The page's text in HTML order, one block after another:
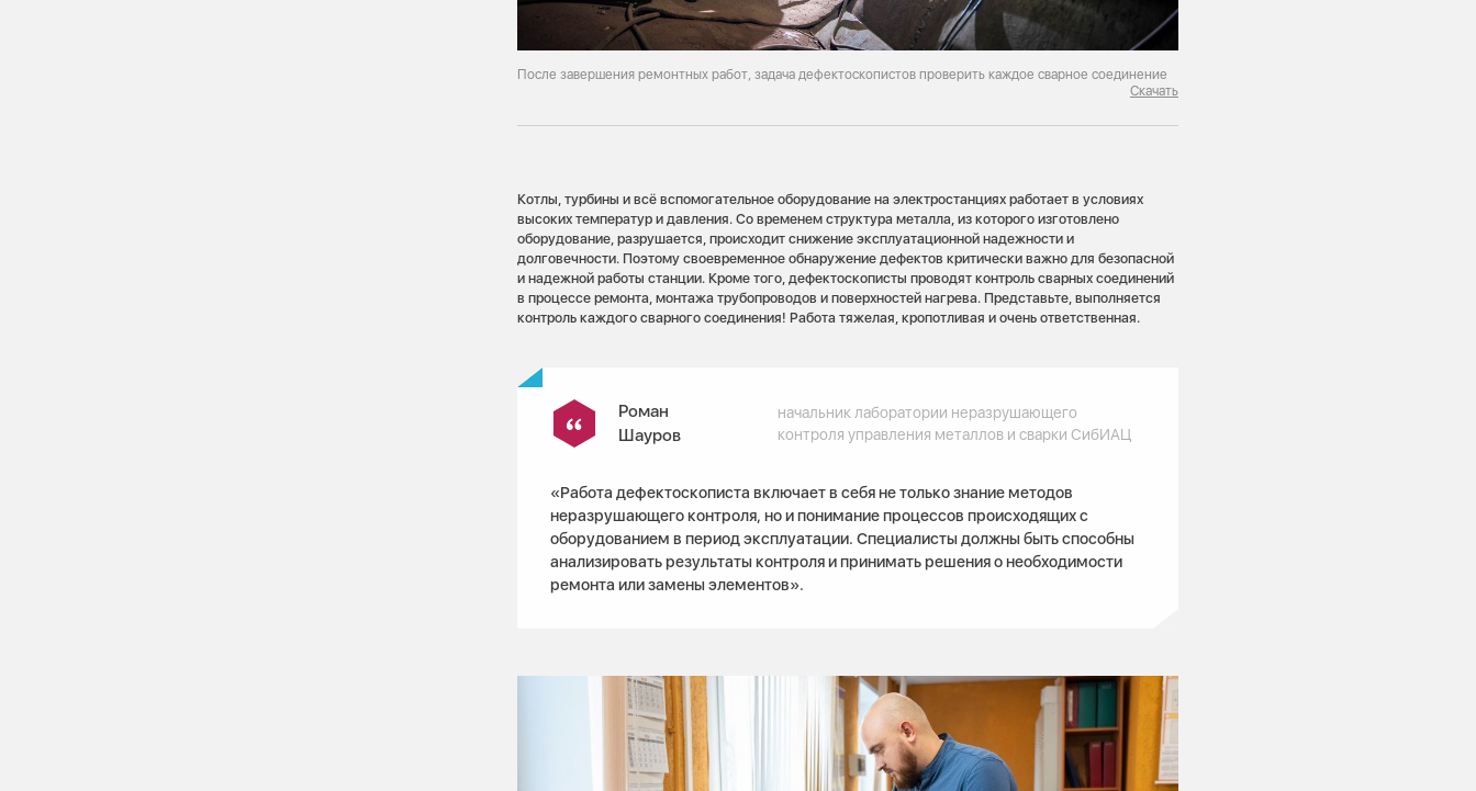
После завершения ремонтных работ, задача дефектоскопистов проверить каждое сварное соединение
Скачать
Котлы, турбины и всё вспомогательное оборудование на электростанциях работает в условиях
высоких температур и давления. Со временем структура металла, из которого изготовлено
оборудование, разрушается, происходит снижение эксплуатационной надежности и
долговечности. Поэтому своевременное обнаружение дефектов критически важно для безопасной
и надежной работы станции. Кроме того, дефектоскописты проводят контроль сварных соединений
в процессе ремонта, монтажа трубопроводов и поверхностей нагрева. Представьте, выполняется
контроль каждого сварного соединения! Работа тяжелая, кропотливая и очень ответственная.
Роман
Шауров
начальник лаборатории неразрушающего
контроля управления металлов и сварки СибИАЦ
«Работа дефектоскописта включает в себя не только знание методов
неразрушающего контроля, но и понимание процессов происходящих с
оборудованием в период эксплуатации. Специалисты должны быть способны
анализировать результаты контроля и принимать решения о необходимости
ремонта или замены элементов».